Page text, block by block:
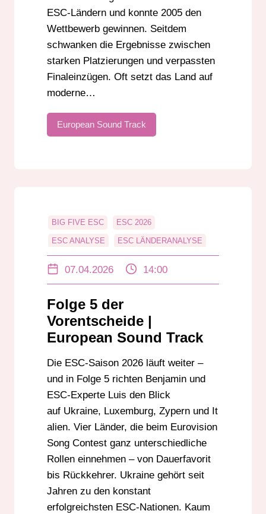
ESC-Ländern und konnte 2005 den
Wettbewerb gewinnen. Seitdem
schwanken die Ergebnisse zwischen
starken Platzierungen und verpassten
Finaleinzügen. Oft setzt das Land auf
moderne…
European Sound Track
BIG FIVE ESC ESC 2026
ESC ANALYSE ESC LÄNDERANALYSE
EUROPEAN SOUND TRACKS
EUROVISION SONG CONTEST
ITALIEN ESC LUXEMBURG ESC
07.04.2026 14:00
Folge 5 der
Vorentscheide |
European Sound Track
Die ESC-Saison 2026 läuft weiter –
und in Folge 5 richten Benjamin und
ESC-Experte Luis den Blick
auf Ukraine, Luxemburg, Zypern und It
alien. Vier Länder, die beim Eurovision
Song Contest ganz unterschiedliche
Rollen einnehmen – von Dauerfavorit
bis Rückkehrer. Ukraine gehört seit
Jahren zu den konstant
erfolgreichsten ESC-Nationen. Kaum